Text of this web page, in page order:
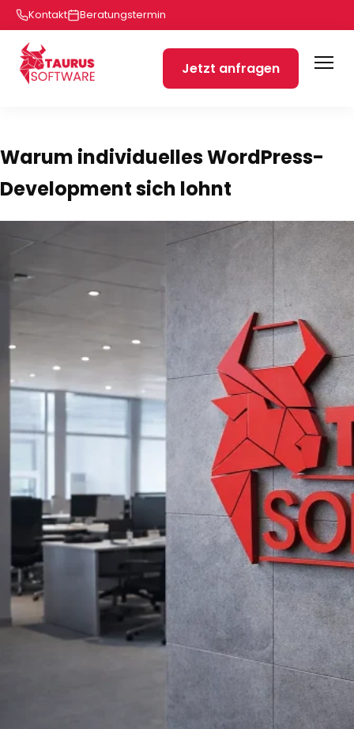
Kontakt Beratungstermin
Jetzt anfragen
Warum individuelles WordPress-
Development sich lohnt